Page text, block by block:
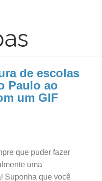
de escolas
Paulo ao
um GIF
que puder fazer
uma
Suponha que você